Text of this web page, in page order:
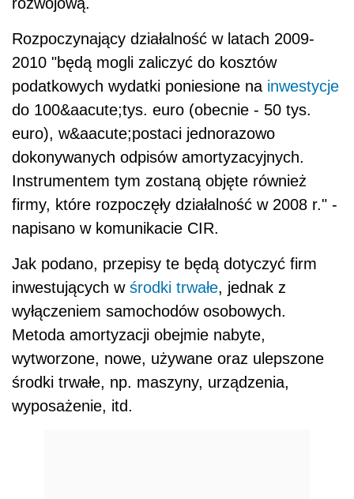
Rozpoczynający działalność w latach 2009-
2010 "będą mogli zaliczyć do kosztów
podatkowych wydatki poniesione na inwestycje
do 100&aacute;tys. euro (obecnie - 50 tys.
euro), w&aacute;postaci jednorazowo
dokonywanych odpisów amortyzacyjnych.
Instrumentem tym zostaną objęte również
firmy, które rozpoczęły działalność w 2008 r." -
napisano w komunikacie CIR.
Jak podano, przepisy te będą dotyczyć firm
inwestujących w środki trwałe, jednak z
wyłączeniem samochodów osobowych.
Metoda amortyzacji obejmie nabyte,
wytworzone, nowe, używane oraz ulepszone
środki trwałe, np. maszyny, urządzenia,
wyposażenie, itd.